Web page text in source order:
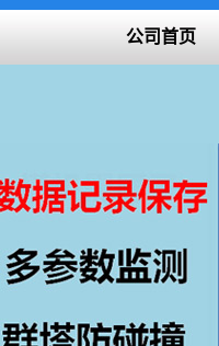
公司首页